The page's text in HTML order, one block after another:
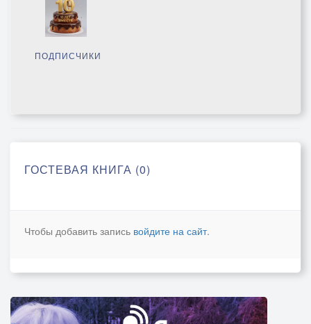
ПОДПИСЧИКИ
ГОСТЕВАЯ КНИГА (0)
Чтобы добавить запись войдите на сайт.